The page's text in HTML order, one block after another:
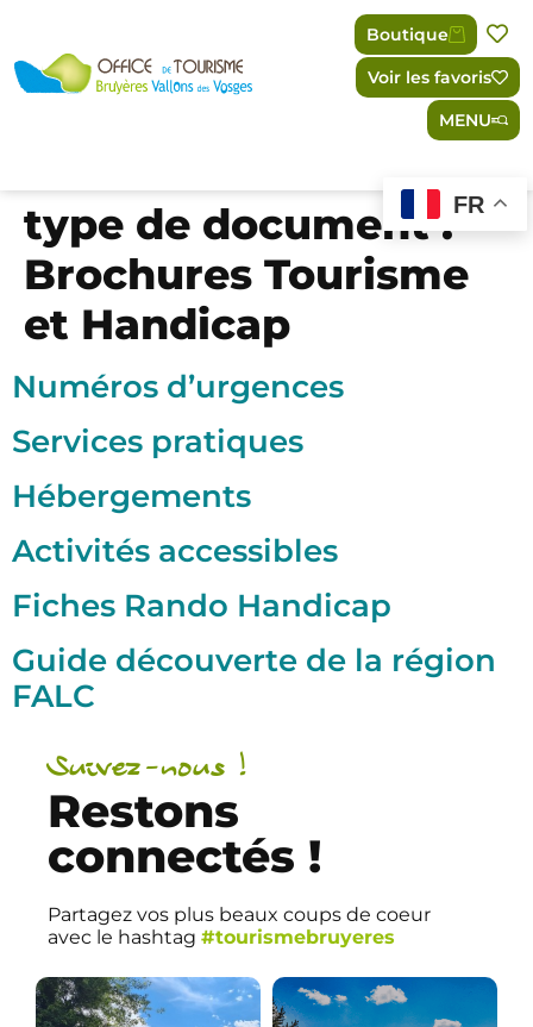
Boutique
Voir les favoris
MENU
FR
type de document :
Brochures Tourisme
et Handicap
Numéros d’urgences
Services pratiques
Hébergements
Activités accessibles
Fiches Rando Handicap
Guide découverte de la région
FALC
Suivez-nous !
Restons
connectés !
Partagez vos plus beaux coups de coeur
avec le hashtag #tourismebruyeres